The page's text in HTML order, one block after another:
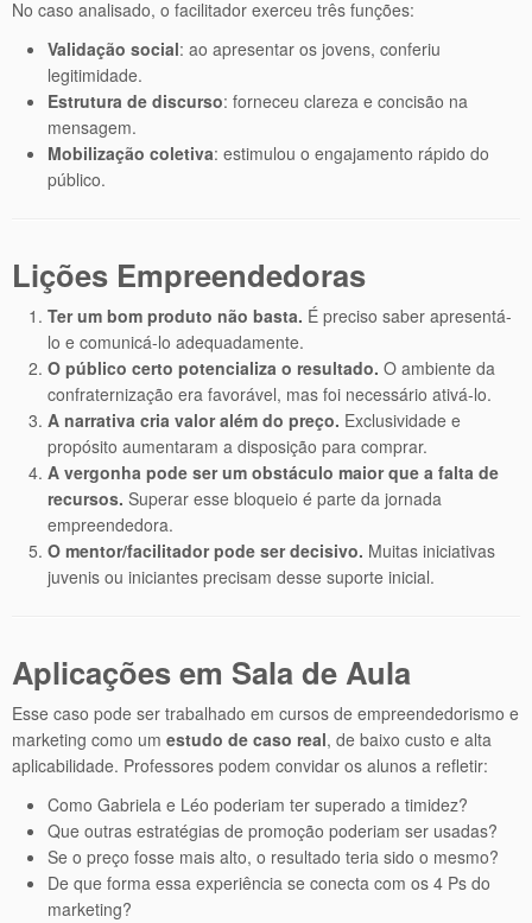
No caso analisado, o facilitador exerceu três funções:
Validação social: ao apresentar os jovens, conferiu
legitimidade.
Estrutura de discurso: forneceu clareza e concisão na
mensagem.
Mobilização coletiva: estimulou o engajamento rápido do
público.
Lições Empreendedoras
Ter um bom produto não basta. É preciso saber apresentá-
lo e comunicá-lo adequadamente.
O público certo potencializa o resultado. O ambiente da
confraternização era favorável, mas foi necessário ativá-lo.
A narrativa cria valor além do preço. Exclusividade e
propósito aumentaram a disposição para comprar.
A vergonha pode ser um obstáculo maior que a falta de
recursos. Superar esse bloqueio é parte da jornada
empreendedora.
O mentor/facilitador pode ser decisivo. Muitas iniciativas
juvenis ou iniciantes precisam desse suporte inicial.
Aplicações em Sala de Aula
Esse caso pode ser trabalhado em cursos de empreendedorismo e
marketing como um estudo de caso real, de baixo custo e alta
aplicabilidade. Professores podem convidar os alunos a refletir:
Como Gabriela e Léo poderiam ter superado a timidez?
Que outras estratégias de promoção poderiam ser usadas?
Se o preço fosse mais alto, o resultado teria sido o mesmo?
De que forma essa experiência se conecta com os 4 Ps do
marketing?